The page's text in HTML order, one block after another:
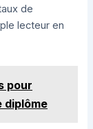
de
lecteur en
pour
diplôme